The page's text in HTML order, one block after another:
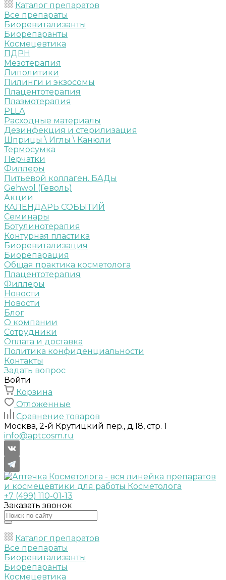
Каталог препаратов
Все препараты
Биоревитализанты
Биорепаранты
Космецевтика
ПДРН
Мезотерапия
Липолитики
Пилинги и экзосомы
Плацентотерапия
Плазмотерапия
PLLA
Расходные материалы
Дезинфекция и стерилизация
Шприцы \ Иглы \ Канюли
Термосумка
Перчатки
Филлеры
Питьевой коллаген. БАДы
Gehwol (Геволь)
Акции
КАЛЕНДАРЬ СОБЫТИЙ
Семинары
Ботулинотерапия
Контурная пластика
Биоревитализация
Биорепарация
Общая практика косметолога
Плацентотерапия
Филлеры
Новости
Новости
Блог
О компании
Сотрудники
Оплата и доставка
Политика конфиденциальности
Контакты
Задать вопрос
Войти
Корзина
Отложенные
Сравнение товаров
Москва, 2-й Крутицкий пер., д.18, стр. 1
info@aptcosm.ru
+7 (499) 110-01-13
Заказать звонок
Каталог препаратов
Все препараты
Биоревитализанты
Биорепаранты
Космецевтика